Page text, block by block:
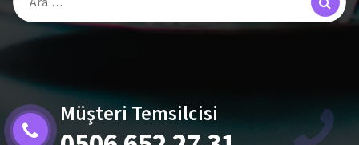
Müşteri Temsilcisi